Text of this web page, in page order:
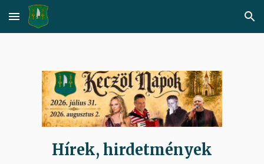
Skip to main content Skip to navigation
Hírek, hirdetmények